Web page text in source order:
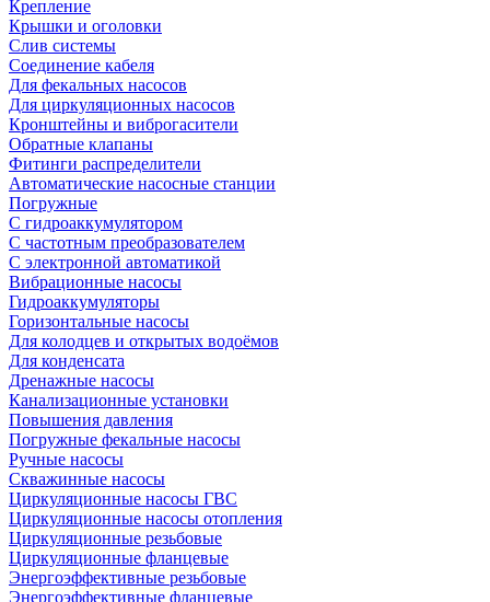
Крепление
Крышки и оголовки
Слив системы
Соединение кабеля
Для фекальных насосов
Для циркуляционных насосов
Кронштейны и виброгасители
Обратные клапаны
Фитинги распределители
Автоматические насосные станции
Погружные
С гидроаккумулятором
С частотным преобразователем
С электронной автоматикой
Вибрационные насосы
Гидроаккумуляторы
Горизонтальные насосы
Для колодцев и открытых водоёмов
Для конденсата
Дренажные насосы
Канализационные установки
Повышения давления
Погружные фекальные насосы
Ручные насосы
Скважинные насосы
Циркуляционные насосы ГВС
Циркуляционные насосы отопления
Циркуляционные резьбовые
Циркуляционные фланцевые
Энергоэффективные резьбовые
Энергоэффективные фланцевые